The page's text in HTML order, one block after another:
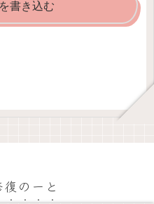
書き込む
のーと